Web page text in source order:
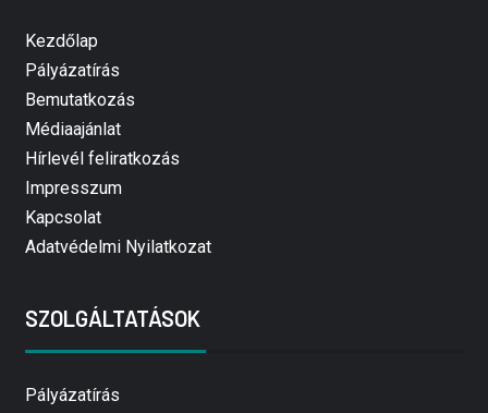
Kezdőlap
Pályázatírás
Bemutatkozás
Médiaajánlat
Hírlevél feliratkozás
Impresszum
Kapcsolat
Adatvédelmi Nyilatkozat
SZOLGÁLTATÁSOK
Pályázatírás